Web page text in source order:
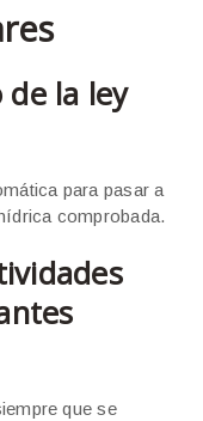
de la ley
para pasar a
comprobada.
que se